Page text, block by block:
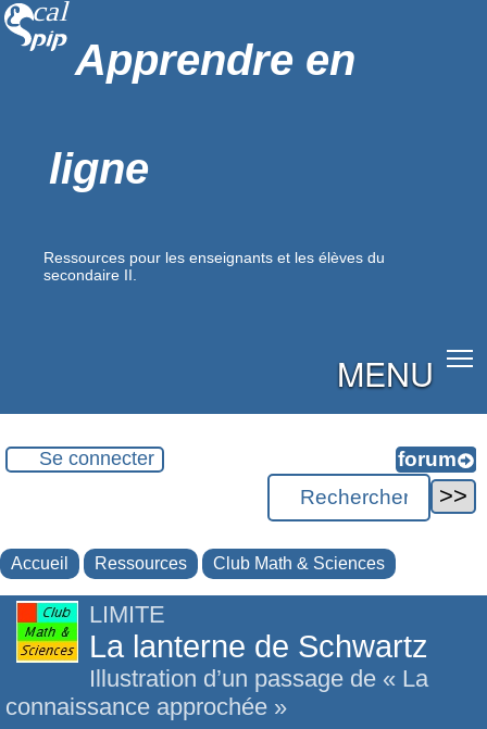
Apprendre en
ligne
Ressources pour les enseignants et les élèves du
secondaire II.
MENU
Se connecter
Accueil Ressources Club Math & Sciences
LIMITE
La lanterne de Schwartz
Illustration d’un passage de « La
connaissance approchée »